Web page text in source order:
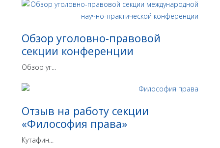
Обзор уголовно-правовой
секции конференции
Обзор уг...
Отзыв на работу секции
«Философия права»
Кутафин...